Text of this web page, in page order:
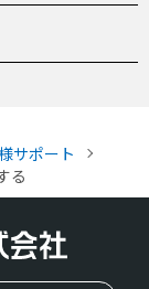
サポート
る